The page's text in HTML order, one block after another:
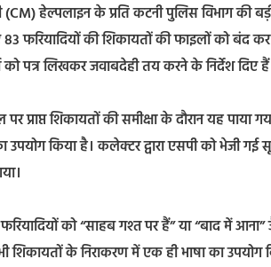
(CM) हेल्पलाइन के प्रति कटनी पुलिस विभाग की
फरियादियों की शिकायतों की फाइलों को बंद
को पत्र लिखकर जवाबदेही तय करने के निर्देश दिए
प्राप्त शिकायतों की समीक्षा के दौरान यह
उपयोग किया है। कलेक्टर द्वारा एसपी को भेजी
को “साहब गश्त पर हैं” या “बाद में
शिकायतों के निराकरण में एक ही भाषा का